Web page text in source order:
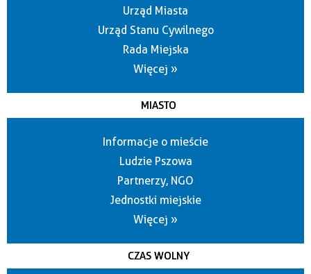
Urząd Miasta
Urząd Stanu Cywilnego
Rada Miejska
Więcej »
MIASTO
Informacje o mieście
Ludzie Pszowa
Partnerzy, NGO
Jednostki miejskie
Więcej »
CZAS WOLNY